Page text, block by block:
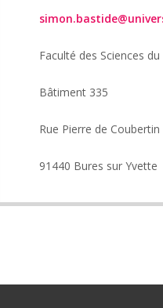
Faculté des Sciences
Bâtiment 335
Rue Pierre de Coubertin
91440 Bures sur Yvette